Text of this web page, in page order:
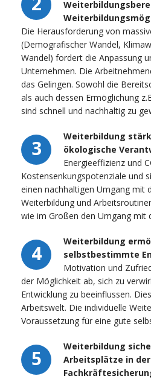
Die Herausforderung von
(Demografischer Wandel,
Wandel) fordert die Anpassung
Unternehmen. Die
das Gelingen. Sowohl die
als auch dessen Ermöglichung
sind schnell und nachhaltig zu
3
Weiterbildung
ökologische
Energieeffizienz und
Kostensenkungspotenziale und
einen nachhaltigen Umgang mit
Weiterbildung und
wie im Großen den Umgang mit
4
Weiterbildung
selbstbestimmte
Motivation und
der Möglichkeit ab, sich zu
Entwicklung zu beeinflussen.
Arbeitswelt. Die individuelle
Voraussetzung für eine gute
5
Weiterbildung
Arbeitsplätze in